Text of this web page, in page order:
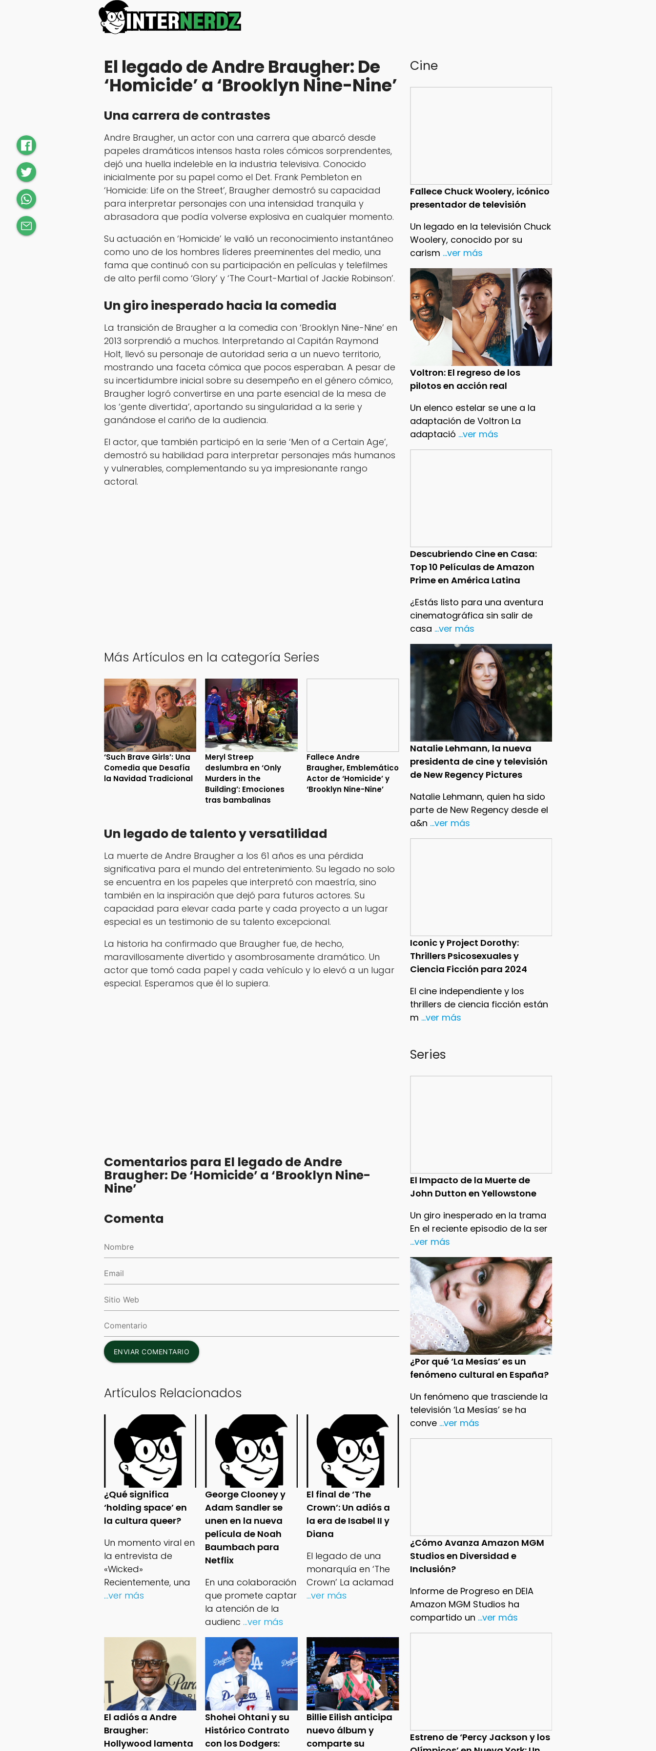
Cine
Fallece Chuck Woolery, icónico
presentador de televisión
Un legado en la televisión Chuck
Woolery, conocido por su
carism ...ver más
Voltron: El regreso de los
pilotos en acción real
Un elenco estelar se une a la
adaptación de Voltron La
adaptació ...ver más
Descubriendo Cine en Casa:
Top 10 Películas de Amazon
Prime en América Latina
¿Estás listo para una aventura
cinematográfica sin salir de
casa ...ver más
Natalie Lehmann, la nueva
presidenta de cine y televisión
de New Regency Pictures
Natalie Lehmann, quien ha sido
parte de New Regency desde el
a&n ...ver más
Iconic y Project Dorothy:
Thrillers Psicosexuales y
Ciencia Ficción para 2024
El cine independiente y los
thrillers de ciencia ficción están
m ...ver más
Series
El Impacto de la Muerte de
John Dutton en Yellowstone
Un giro inesperado en la trama
En el reciente episodio de la ser
...ver más
¿Por qué ‘La Mesías’ es un
fenómeno cultural en España?
Un fenómeno que trasciende la
televisión ‘La Mesías’ se ha
conve ...ver más
¿Cómo Avanza Amazon MGM
Studios en Diversidad e
Inclusión?
Informe de Progreso en DEIA
Amazon MGM Studios ha
compartido un ...ver más
Estreno de ‘Percy Jackson y los
El legado de Andre Braugher: De
‘Homicide’ a ‘Brooklyn Nine-Nine’
Una carrera de contrastes
Andre Braugher, un actor con una carrera que abarcó desde
papeles dramáticos intensos hasta roles cómicos sorprendentes,
dejó una huella indeleble en la industria televisiva. Conocido
inicialmente por su papel como el Det. Frank Pembleton en
‘Homicide: Life on the Street’, Braugher demostró su capacidad
para interpretar personajes con una intensidad tranquila y
abrasadora que podía volverse explosiva en cualquier momento.
Su actuación en ‘Homicide’ le valió un reconocimiento instantáneo
como uno de los hombres líderes preeminentes del medio, una
fama que continuó con su participación en películas y telefilmes
de alto perfil como ‘Glory’ y ‘The Court-Martial of Jackie Robinson’.
Un giro inesperado hacia la comedia
La transición de Braugher a la comedia con ‘Brooklyn Nine-Nine’ en
2013 sorprendió a muchos. Interpretando al Capitán Raymond
Holt, llevó su personaje de autoridad seria a un nuevo territorio,
mostrando una faceta cómica que pocos esperaban. A pesar de
su incertidumbre inicial sobre su desempeño en el género cómico,
Braugher logró convertirse en una parte esencial de la mesa de
los ‘gente divertida’, aportando su singularidad a la serie y
ganándose el cariño de la audiencia.
El actor, que también participó en la serie ‘Men of a Certain Age’,
demostró su habilidad para interpretar personajes más humanos
y vulnerables, complementando su ya impresionante rango
actoral.
Más Artículos en la categoría Series
‘Such Brave Girls’: Una
Comedia que Desafía
la Navidad Tradicional
Meryl Streep
deslumbra en ‘Only
Murders in the
Building’: Emociones
tras bambalinas
Fallece Andre
Braugher, Emblemático
Actor de ‘Homicide’ y
‘Brooklyn Nine-Nine’
Un legado de talento y versatilidad
La muerte de Andre Braugher a los 61 años es una pérdida
significativa para el mundo del entretenimiento. Su legado no solo
se encuentra en los papeles que interpretó con maestría, sino
también en la inspiración que dejó para futuros actores. Su
capacidad para elevar cada parte y cada proyecto a un lugar
especial es un testimonio de su talento excepcional.
La historia ha confirmado que Braugher fue, de hecho,
maravillosamente divertido y asombrosamente dramático. Un
actor que tomó cada papel y cada vehículo y lo elevó a un lugar
especial. Esperamos que él lo supiera.
Comentarios para El legado de Andre
Braugher: De ‘Homicide’ a ‘Brooklyn Nine-
Nine’
Comenta
ENVIAR COMENTARIO
Artículos Relacionados
¿Qué significa
‘holding space’ en
la cultura queer?
Un momento viral en
la entrevista de
«Wicked»
Recientemente, una
...ver más
George Clooney y
Adam Sandler se
unen en la nueva
película de Noah
Baumbach para
Netflix
En una colaboración
que promete captar
la atención de la
audienc ...ver más
El final de ‘The
Crown’: Un adiós a
la era de Isabel II y
Diana
El legado de una
monarquía en ‘The
Crown’ La aclamad
...ver más
El adiós a Andre
Braugher:
Hollywood lamenta
Shohei Ohtani y su
Histórico Contrato
con los Dodgers:
Billie Eilish anticipa
nuevo álbum y
comparte su